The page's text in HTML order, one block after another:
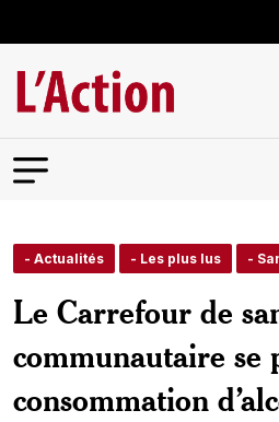
- Actualités - Les plus lus -
Le Carrefour de
communautaire se
consommation